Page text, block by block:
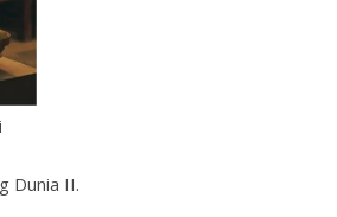
Dunia II.